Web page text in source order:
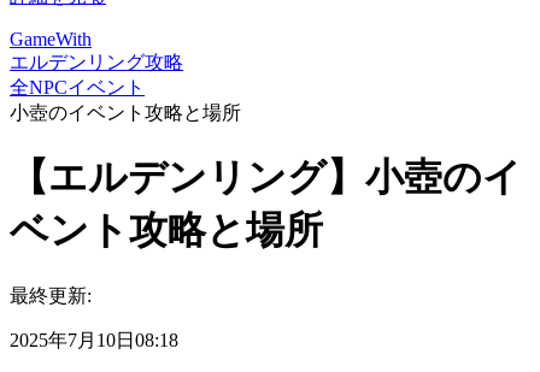
GameWith
エルデンリング攻略
全NPCイベント
小壺のイベント攻略と場所
【エルデンリング】小壺のイ
ベント攻略と場所
最終更新:
2025年7月10日08:18